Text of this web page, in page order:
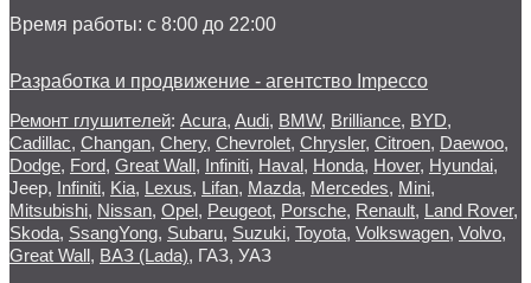
Время работы: с 8:00 до 22:00
Разработка и продвижение - агентство Impecco
Ремонт глушителей: Acura, Audi, BMW, Brilliance, BYD,
Cadillac, Changan, Chery, Chevrolet, Chrysler, Citroen, Daewoo,
Dodge, Ford, Great Wall, Infiniti, Haval, Honda, Hover, Hyundai,
Jeep, Infiniti, Kia, Lexus, Lifan, Mazda, Mercedes, Mini,
Mitsubishi, Nissan, Opel, Peugeot, Porsche, Renault, Land Rover,
Skoda, SsangYong, Subaru, Suzuki, Toyota, Volkswagen, Volvo,
Great Wall, ВАЗ (Lada), ГАЗ, УАЗ